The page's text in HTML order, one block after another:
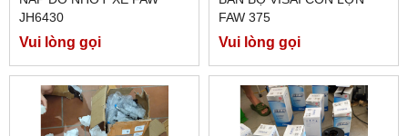
JH6430
Vui lòng gọi
FAW 375
Vui lòng gọi